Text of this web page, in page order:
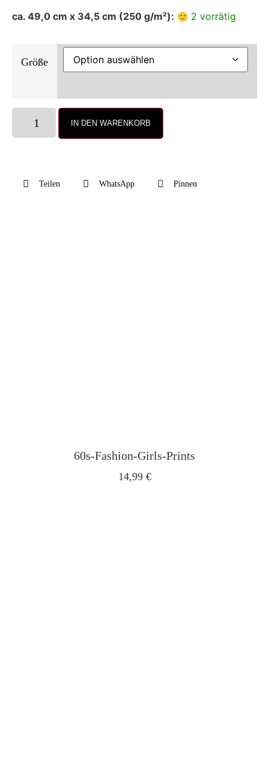
ca. 49,0 cm x 34,5 cm (250 g/m²):
2 vorrätig
Größe
IN DEN WARENKORB
Teilen WhatsApp Pinnen
60s-Fashion-Girls-Prints
14,99 €